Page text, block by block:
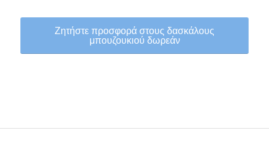
Ζητήστε προσφορά στους δασκάλους
μπουζουκιού δωρεάν